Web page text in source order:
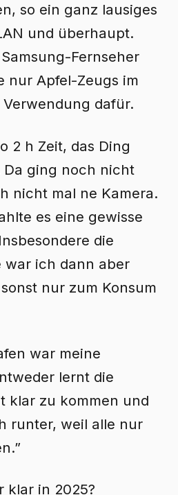
so ein ganz lausiges
und überhaupt.
Fernseher
nur Apfel-Zeugs im
dafür.
2 h Zeit, das Ding
ging noch nicht
nicht mal ne Kamera.
es eine gewisse
die
war ich dann aber
nur zum Konsum
war meine
lernt die
klar zu kommen und
runter, weil alle nur
klar in 2025?